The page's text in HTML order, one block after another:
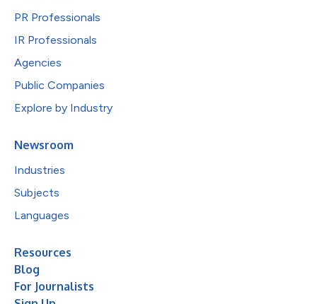
PR Professionals
IR Professionals
Agencies
Public Companies
Explore by Industry
Newsroom
Industries
Subjects
Languages
Resources
Blog
For Journalists